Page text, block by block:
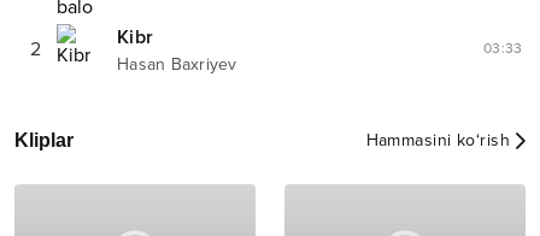
2 Kibr
Hasan Baxriyev
03:33
Kliplar Hammasini ko‘rish